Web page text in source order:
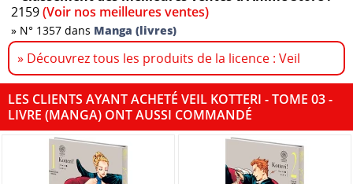
2159(Voir nos meilleures ventes)
» N° 1357 dans Manga (livres)
» Découvrez tous les produits de la licence : Veil
LES CLIENTS AYANT ACHETÉ VEIL KOTTERI - TOME 03 -
LIVRE (MANGA) ONT AUSSI COMMANDÉ